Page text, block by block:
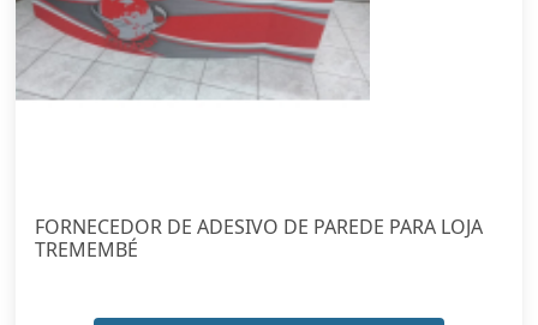
FORNECEDOR DE ADESIVO DE PAREDE PARA LOJA
TREMEMBÉ